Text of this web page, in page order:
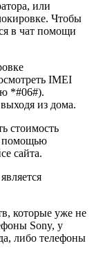
или
Чтобы
в чат помощи
IMEI
*#06#).
из дома.
стоимость
помощью
сайта.
которые уже не
Sony, у
либо телефоны